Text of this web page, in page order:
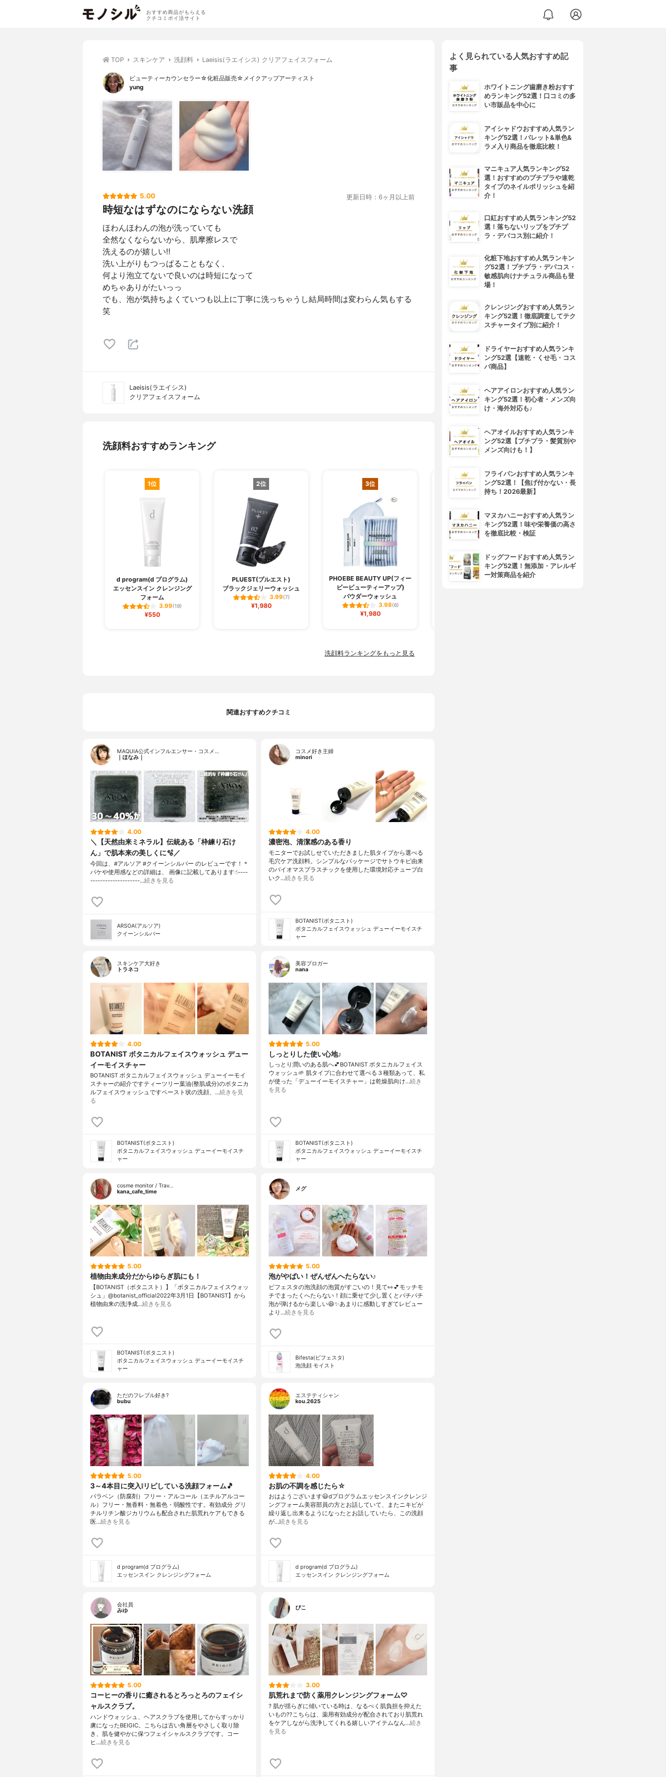
おすすめ商品がもらえる
クチコミポイ活サイト
TOP スキンケア 洗顔料 Laeisis(ラエイシス) クリアフェイスフォーム
ビューティーカウンセラー☆化粧品販売☆メイクアップアーティスト
yung
5.00 更新日時：6ヶ月以上前
時短なはずなのにならない洗顔
ほわんほわんの泡が洗っていても
全然なくならないから、肌摩擦レスで
洗えるのが嬉しい‼︎
洗い上がりもつっぱることもなく、
何より泡立てないで良いのは時短になって
めちゃありがたいっっ
でも、泡が気持ちよくていつも以上に丁寧に洗っちゃうし結局時間は変わらん気もする
笑
Laeisis(ラエイシス)
クリアフェイスフォーム
洗顔料おすすめランキング
1位
d program(d プログラム)
エッセンスイン クレンジング
フォーム
3.99(19)
¥550
2位
PLUEST(プルエスト)
ブラックジェリーウォッシュ
3.99(7)
¥1,980
3位
PHOEBE BEAUTY UP(フィー
ビービューティーアップ)
パウダーウォッシュ
3.98(6)
¥1,980
PLUEST(プルエスト)
洗顔料ランキングをもっと見る
関連おすすめクチコミ
MAQUIA公式インフルエンサー・コスメ…
｜ほなみ｜
4.00
＼【天然由来ミネラル】伝統ある「枠練り石け
ん」で肌本来の美しくに🫧／
今回は、#アルソア #クイーンシルバー のレビューです！＊
パケや使用感などの詳細は、 画像に記載してあります☝︎----
--------------------…続きを見る
ARSOA(アルソア)
クイーンシルバー
コスメ好き主婦
minori
4.00
濃密泡、清潔感のある香り
モニターでお試しせていただきました肌タイプから選べる
毛穴ケア洗顔料。シンプルなパッケージでサトウキビ由来
のバイオマスプラスチックを使用した環境対応チューブ白
いク…続きを見る
BOTANIST(ボタニスト)
ボタニカルフェイスウォッシュ デューイーモイスチ
ャー
スキンケア大好き
トラネコ
4.00
BOTANIST ボタニカルフェイスウォッシュ デュー
イーモイスチャー
BOTANIST ボタニカルフェイスウォッシュ デューイーモイ
スチャーの紹介ですティーツリー葉油(整肌成分)のボタニカ
ルフェイスウォッシュですペースト状の洗顔、…続きを見
る
BOTANIST(ボタニスト)
ボタニカルフェイスウォッシュ デューイーモイスチ
ャー
美容ブロガー
nana
5.00
しっとりした使い心地♪
しっとり潤いのある肌へ💕BOTANIST ボタニカルフェイス
ウォッシュ🌱 肌タイプに合わせて選べる３種類あって、私
が使った「デューイーモイスチャー」は乾燥肌向け…続き
を見る
BOTANIST(ボタニスト)
ボタニカルフェイスウォッシュ デューイーモイスチ
ャー
cosme monitor / Trav…
kana_cafe_time
5.00
植物由来成分だからゆらぎ肌にも！
【BOTANIST（ボタニスト）】「ボタニカルフェイスウォッ
シュ」@botanist_official2022年3月1日【BOTANIST】から
植物由来の洗浄成…続きを見る
BOTANIST(ボタニスト)
ボタニカルフェイスウォッシュ デューイーモイスチ
ャー
メグ
5.00
泡がやばい！ぜんぜんへたらない♪
ビフェスタの泡洗顔の泡質がすごいの！見て👀💕モッチモ
チでまったくへたらない！顔に乗せて少し置くとパチパチ
泡が弾けるから楽しい😆✨あまりに感動しすぎてレビュー
より…続きを見る
Bifesta(ビフェスタ)
泡洗顔 モイスト
ただのフレブル好き?
bubu
5.00
3～4本目に突入❕リピしている洗顔フォーム🎵
パラベン（防腐剤）フリー・アルコール（エチルアルコー
ル）フリー・無香料・無着色・弱酸性です。有効成分 グリ
チルリチン酸ジカリウムも配合された肌荒れケアもできる
医…続きを見る
d program(d プログラム)
エッセンスイン クレンジングフォーム
エステティシャン
kou.2625
4.00
お肌の不調を感じたら☆
おはようございます😃dプログラムエッセンスインクレンジ
ングフォーム美容部員の方とお話していて、またニキビが
繰り返し出来るようになったとお話していたら、この洗顔
が…続きを見る
d program(d プログラム)
エッセンスイン クレンジングフォーム
会社員
みゆ
5.00
コーヒーの香りに癒されるとろっとろのフェイシ
ャルスクラブ。
ハンドウォッシュ、ヘアスクラブを使用してからすっかり
虜になったBEIGIC。こちらは古い角層をやさしく取り除
き、肌を健やかに保つフェイシャルスクラブです。コー
ヒ…続きを見る
ぴこ
3.00
肌荒れまで防く薬用クレンジングフォーム♡
? 肌が揺らぎに傾いている時は、なるべく肌負担を抑えた
いもの?? こちらは、薬用有効成分が配合されており肌荒れ
をケアしながら洗浄してくれる嬉しいアイテムなん…続き
を見る
よく見られている人気おすすめ記
事
ホワイトニング歯磨き粉おすす
めランキング52選！口コミの多
い市販品を中心に
アイシャドウおすすめ人気ラン
キング52選！パレット&単色&
ラメ入り商品を徹底比較！
マニキュア人気ランキング52
選！おすすめのプチプラや速乾
タイプのネイルポリッシュを紹
介！
口紅おすすめ人気ランキング52
選！落ちないリップをプチプ
ラ・デパコス別に紹介！
化粧下地おすすめ人気ランキン
グ52選！プチプラ・デパコス・
敏感肌向けナチュラル商品も登
場！
クレンジングおすすめ人気ラン
キング52選！徹底調査してテク
スチャータイプ別に紹介！
ドライヤーおすすめ人気ランキ
ング52選【速乾・くせ毛・コス
パ商品】
ヘアアイロンおすすめ人気ラン
キング52選！初心者・メンズ向
け・海外対応も♪
ヘアオイルおすすめ人気ランキ
ング52選【プチプラ・髪質別や
メンズ向けも！】
フライパンおすすめ人気ランキ
ング52選！【焦げ付かない・長
持ち！2026最新】
マヌカハニーおすすめ人気ラン
キング52選！味や栄養価の高さ
を徹底比較・検証
ドッグフードおすすめ人気ラン
キング52選！無添加・アレルギ
ー対策商品を紹介